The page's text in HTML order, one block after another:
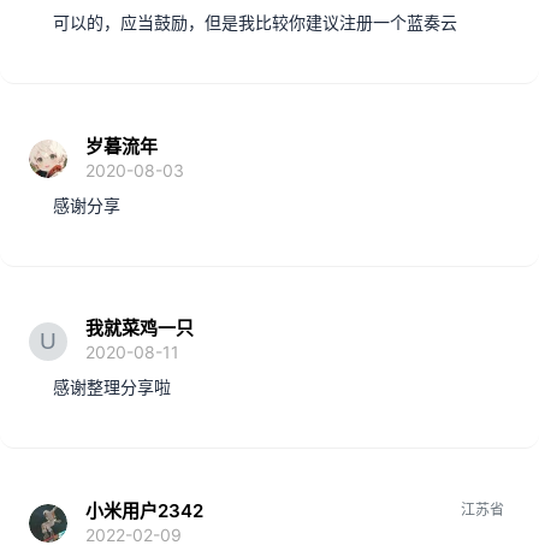
可以的，应当鼓励，但是我比较你建议注册一个蓝奏云
岁暮流年
2020-08-03
感谢分享
我就菜鸡一只
2020-08-11
感谢整理分享啦
小米用户2342
2022-02-09
江苏省